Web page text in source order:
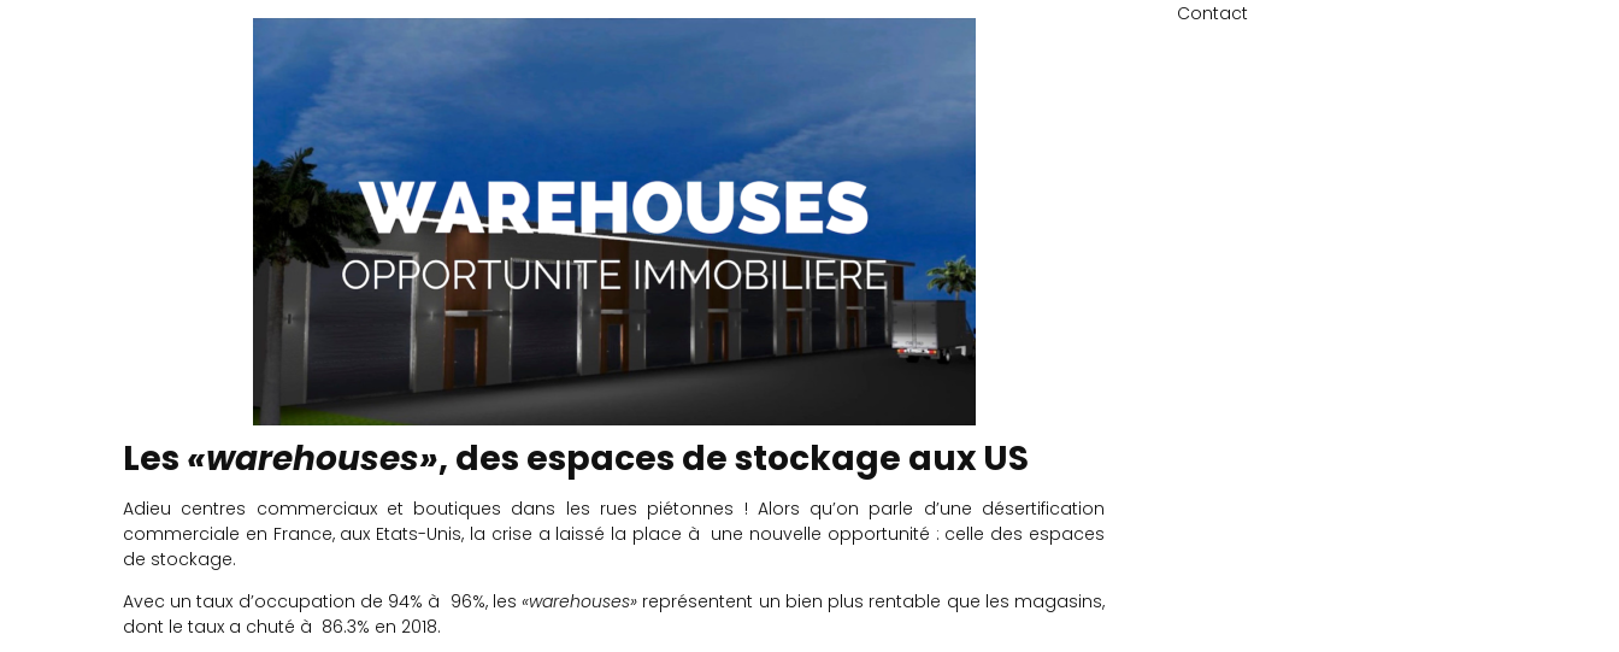
Les «warehouses», des espaces de stockage aux US
Adieu centres commerciaux et boutiques dans les rues piétonnes ! Alors qu’on parle d’une désertification
commerciale en France, aux Etats-Unis, la crise a laissé la place à une nouvelle opportunité : celle des espaces
de stockage.
Avec un taux d’occupation de 94% à 96%, les«warehouses» représentent un bien plus rentable que les magasins,
dont le taux a chuté à 86.3% en 2018.
Contact